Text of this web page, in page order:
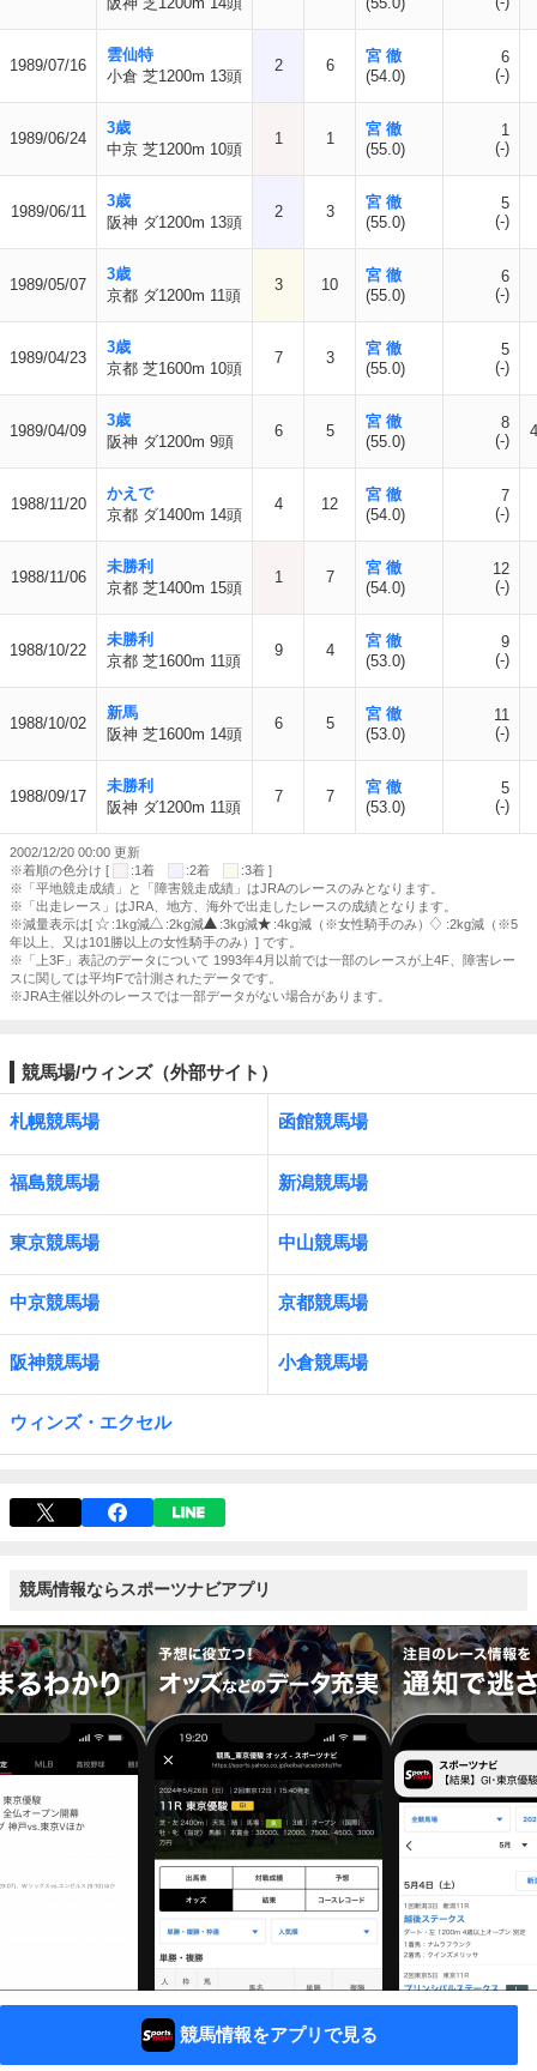
1989/07/16
雲仙特
小倉 芝1200m 13頭
2 6
宮 徹
(54.0)
6
(-)
1989/06/24
3歳
中京 芝1200m 10頭
1 1
宮 徹
(55.0)
1
(-)
1989/06/11
3歳
阪神 ダ1200m 13頭
2 3
宮 徹
(55.0)
5
(-)
1989/05/07
3歳
京都 ダ1200m 11頭
3 10
宮 徹
(55.0)
6
(-)
1989/04/23
3歳
京都 芝1600m 10頭
7 3
宮 徹
(55.0)
5
(-)
1989/04/09
3歳
阪神 ダ1200m 9頭
6 5
宮 徹
(55.0)
8
(-)
1988/11/20
かえで
京都 ダ1400m 14頭
4 12
宮 徹
(54.0)
7
(-)
1988/11/06
未勝利
京都 芝1400m 15頭
1 7
宮 徹
(54.0)
12
(-)
1988/10/22
未勝利
京都 芝1600m 11頭
9 4
宮 徹
(53.0)
9
(-)
1988/10/02
新馬
阪神 芝1600m 14頭
6 5
宮 徹
(53.0)
11
(-)
1988/09/17
未勝利
阪神 ダ1200m 11頭
7 7
宮 徹
(53.0)
5
(-)
2002/12/20 00:00 更新
※着順の色分け [
:1着 :2着
:3着 ]
※「平地競走成績」と「障害競走成績」はJRAのレースのみとなります。
※「出走レース」はJRA、地方、海外で出走したレースの成績となります。
※減量表示は[
:1kg減 :2kg減 :3kg減 :4kg減（※女性騎手のみ）
:2kg減（※5
年以上、又は101勝以上の女性騎手のみ）] です。
※「上3F」表記のデータについて 1993年4月以前では一部のレースが上4F、障害レー
スに関しては平均Fで計測されたデータです。
※JRA主催以外のレースでは一部データがない場合があります。
競馬場/ウィンズ（外部サイト）
札幌競馬場 函館競馬場
福島競馬場 新潟競馬場
東京競馬場 中山競馬場
中京競馬場 京都競馬場
阪神競馬場 小倉競馬場
ウィンズ・エクセル
競馬情報ならスポーツナビアプリ
競馬情報をアプリで見る